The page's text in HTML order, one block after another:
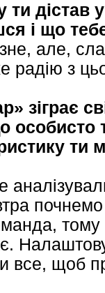
ти дістав
і що
але,
радію з
зіграє
почнемо
тому
все, щоб